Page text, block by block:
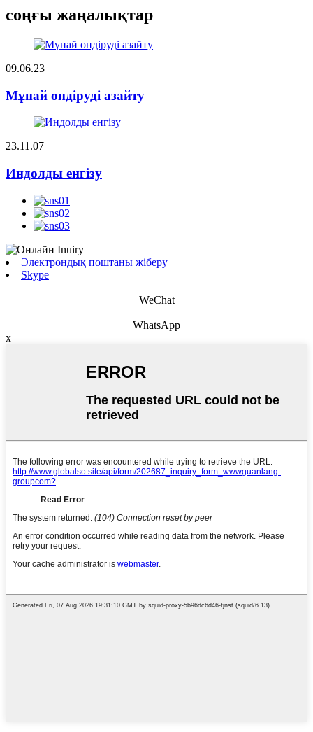
соңғы жаңалықтар
09.06.23
Мұнай өндіруді азайту
23.11.07
Индолды енгізу
Электрондық поштаны жіберу
Skype
WeChat
WhatsApp
x